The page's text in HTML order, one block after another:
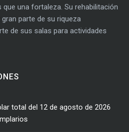
una fortaleza. Su rehabilitación
parte de su riqueza
de sus salas para actividades
total del 12 de agosto de 2026